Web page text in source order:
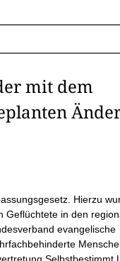
mit dem
Hierzu
Geflüchtete in den
evangelische